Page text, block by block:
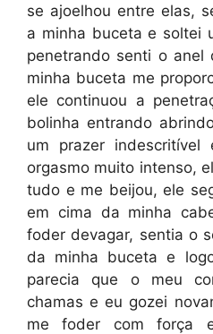
se ajoelhou entre elas,
a minha buceta e soltei
penetrando senti o anel
minha buceta me
ele continuou a
bolinha entrando
um prazer
orgasmo muito intenso,
tudo e me beijou, ele
em cima da minha
foder devagar, sentia o
da minha buceta e
parecia que o meu
chamas e eu gozei
me foder com força